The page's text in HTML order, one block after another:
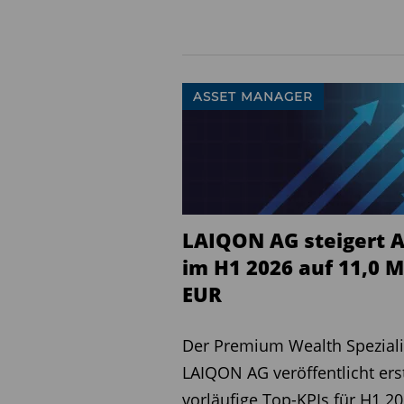
GAMAX Fonds (Stand:
Wachstumskurs trotz
Branchenkonsolidierung
und die Ressourcen
entsprechend der
um rund 22 Prozent
Mediolanum-Chef
CEO Furio Pietribiasi
Mediolanum, der in
Beraternetzwerken
ASSET MANAGER
LAIQON AG steigert
im H1 2026 auf 11,0
EUR
Der Premium Wealth
LAIQON AG veröffentlicht